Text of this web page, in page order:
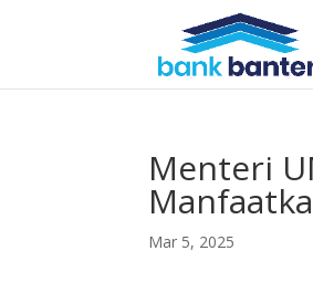
Menteri
Mar 5, 2025